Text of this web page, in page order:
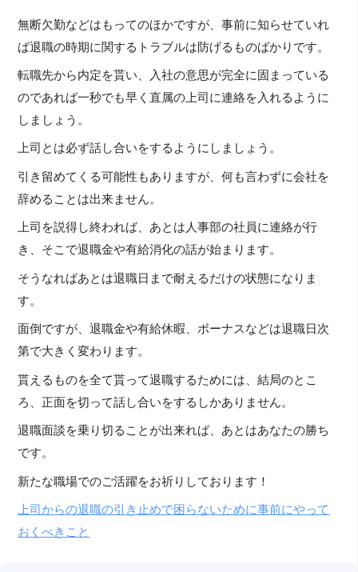
無断欠勤などはもってのほかですが、事前に知らせていれ
ば退職の時期に関するトラブルは防げるものばかりです。
転職先から内定を貰い、入社の意思が完全に固まっている
のであれば一秒でも早く直属の上司に連絡を入れるように
しましょう。
上司とは必ず話し合いをするようにしましょう。
引き留めてくる可能性もありますが、何も言わずに会社を
辞めることは出来ません。
上司を説得し終われば、あとは人事部の社員に連絡が行
き、そこで退職金や有給消化の話が始まります。
そうなればあとは退職日まで耐えるだけの状態になりま
す。
面倒ですが、退職金や有給休暇、ボーナスなどは退職日次
第で大きく変わります。
貰えるものを全て貰って退職するためには、結局のとこ
ろ、正面を切って話し合いをするしかありません。
退職面談を乗り切ることが出来れば、あとはあなたの勝ち
です。
新たな職場でのご活躍をお祈りしております！
上司からの退職の引き止めで困らないために事前にやって
おくべきこと